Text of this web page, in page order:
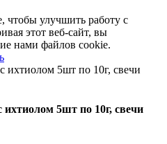
улучшить работу с
этот веб-сайт, вы
нами файлов cookie.
5шт по 10г, свечи